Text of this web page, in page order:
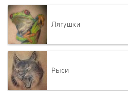
Лягушки
Рыси